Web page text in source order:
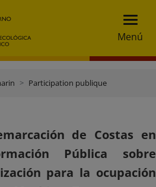
Menú
Participation publique
de Costas en
Pública sobre
para la ocupación